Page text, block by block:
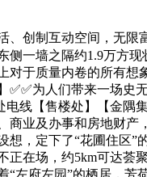
创制互动空间，无限
侧一墙之隔约1.9万方现
对于质量内卷的所有想
✅✅为人们带来一场史
电线【售楼处】【金隅
商业及办事和房地财产
想，定下了“花圃住区”
正在场，约5km可达荟
“左府左园”的栖居，芳